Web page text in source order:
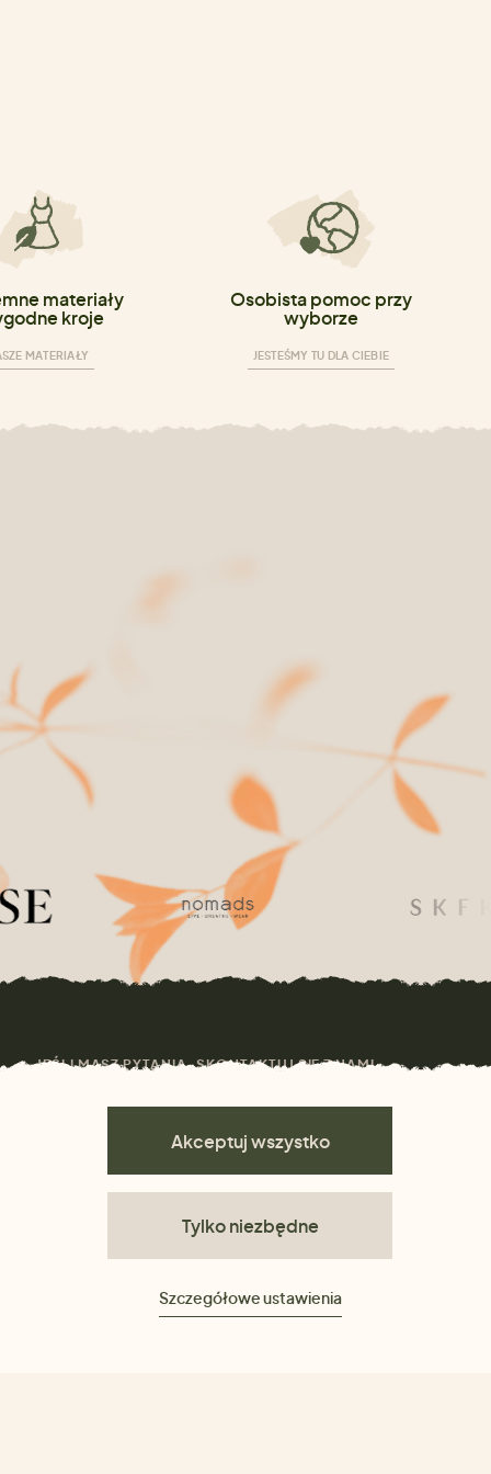
materiały
kroje
MATERIAŁY
Osobista pomoc przy
wyborze
JESTEŚMY TU DLA CIEBIE
JEŚLI MASZ PYTANIA, SKONTAKTUJ SIĘ Z NAMI
info@bellagreen.pl
Akceptuj wszystko
Tylko niezbędne
Szczegółowe ustawienia